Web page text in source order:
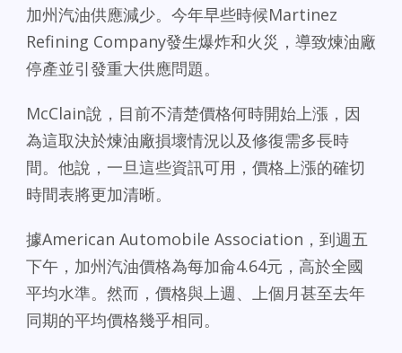
加州汽油供應減少。今年早些時候Martinez
Refining Company發生爆炸和火災，導致煉油廠
停產並引發重大供應問題。
McClain說，目前不清楚價格何時開始上漲，因
為這取決於煉油廠損壞情況以及修復需多長時
間。他說，一旦這些資訊可用，價格上漲的確切
時間表將更加清晰。
據American Automobile Association，到週五
下午，加州汽油價格為每加侖4.64元，高於全國
平均水準。然而，價格與上週、上個月甚至去年
同期的平均價格幾乎相同。